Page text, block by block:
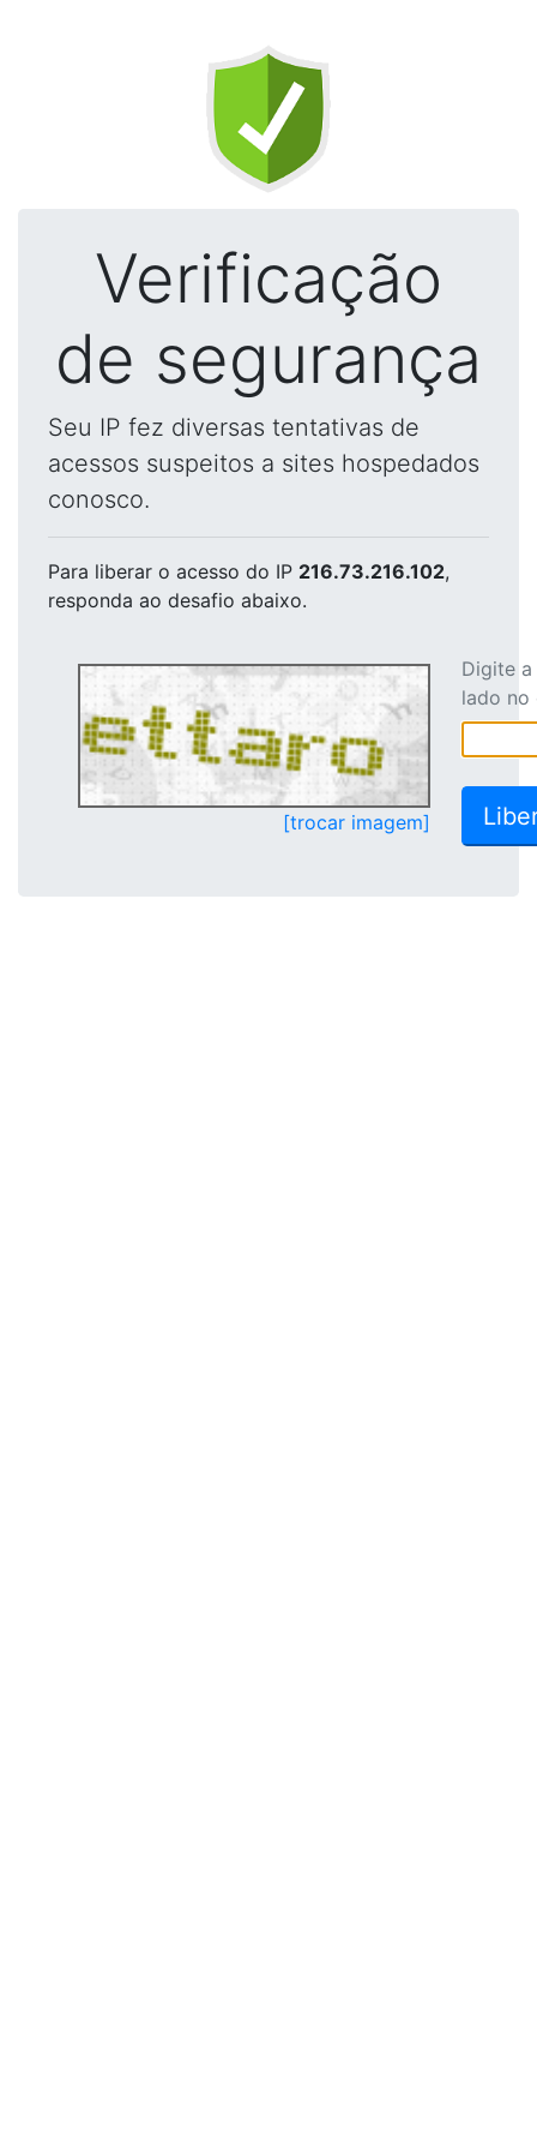
Verificação
de segurança
Seu IP fez diversas tentativas de
acessos suspeitos a sites hospedados
conosco.
Para liberar o acesso do IP 216.73.216.102,
responda ao desafio abaixo.
[trocar imagem]
Digite
lado no